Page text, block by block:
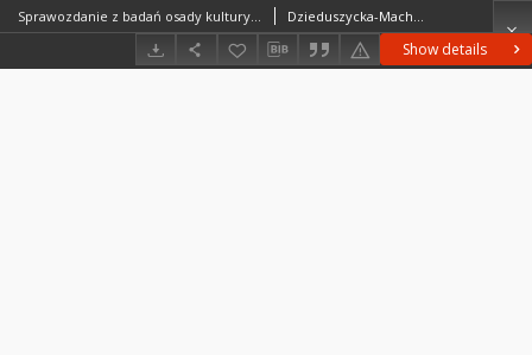
Show details
Sprawozdanie z badań osady kultury ceramiki wstęgowej rytej i osady eneolitycznej w Złotnikach, pow. Proszowice, w 1962 r. Dzieduszycka-Machnikowa, Anna